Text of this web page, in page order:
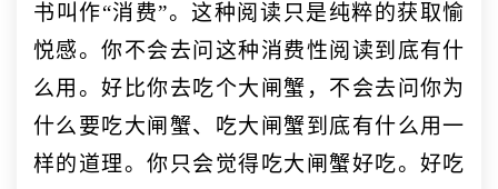
书叫作“消费”。这种阅读只是纯粹的获取愉
悦感。你不会去问这种消费性阅读到底有什
么用。好比你去吃个大闸蟹，不会去问你为
什么要吃大闸蟹、吃大闸蟹到底有什么用一
样的道理。你只会觉得吃大闸蟹好吃。好吃